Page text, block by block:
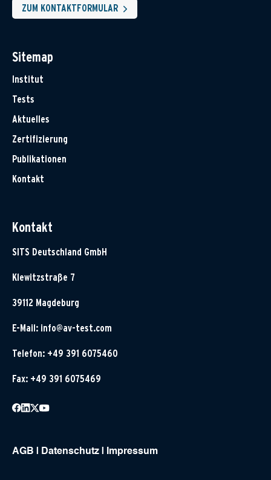
ZUM KONTAKTFORMULAR
Sitemap
Institut
Tests
Aktuelles
Zertifizierung
Publikationen
Kontakt
Kontakt
SITS Deutschland GmbH
Klewitzstraße 7
39112 Magdeburg
E-Mail: info@av-test.com
Telefon: +49 391 6075460
Fax: +49 391 6075469
AGB Datenschutz Impressum